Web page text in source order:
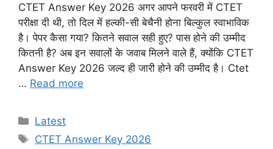
CTET Answer Key 2026 अगर आपने फरवरी में CTET
परीक्षा दी थी, तो दिल में हल्की-सी बेचैनी होना बिल्कुल स्वाभाविक
है। पेपर कैसा गया? कितने सवाल सही हुए? पास होने की उम्मीद
कितनी है? अब इन सवालों के जवाब मिलने वाले हैं, क्योंकि CTET
Answer Key 2026 जल्द ही जारी होने की उम्मीद है। Ctet
… Read more
Categories
Latest
Tags
CTET Answer Key 2026